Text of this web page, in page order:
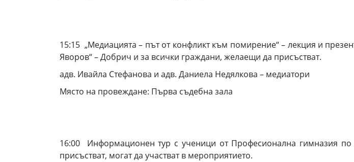
15:15 „Медиацията – път от конфликт към помирение“ – лекция и
Яворов“ – Добрич и за всички граждани, желаещи да присъстват.
адв. Ивайла Стефанова и адв. Даниела Недялкова – медиатори
Място на провеждане: Първа съдебна зала
16:00 Информационен тур с ученици от Професионална гимназия
присъстват, могат да участват в мероприятието.